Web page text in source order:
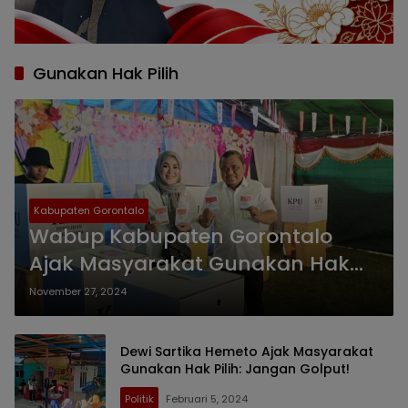
Gunakan Hak Pilih
Kabupaten Gorontalo
Wabup Kabupaten Gorontalo
Ajak Masyarakat Gunakan Hak
Pilih
November 27, 2024
Dewi Sartika Hemeto Ajak Masyarakat
Gunakan Hak Pilih: Jangan Golput!
Politik Februari 5, 2024